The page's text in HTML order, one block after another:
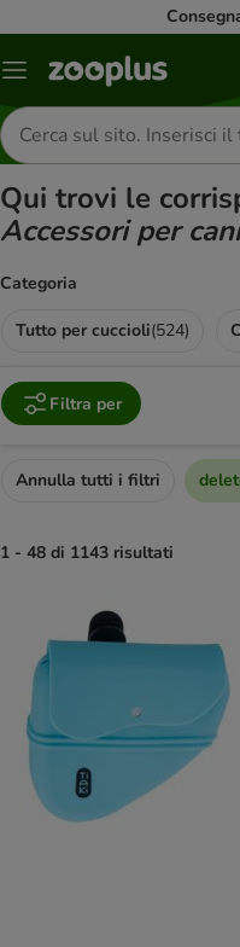
Overview
Cerca
prodotti
Qui trovi le
Accessori per cani
Categoria
Tutto per cuccioli(524)
Filtra per
Annulla tutti i filtri
1 - 48 di 1143 risultati